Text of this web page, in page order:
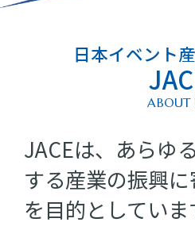
日本イベント
ABOUT
JACEは、あらゆ
する産業の振興
を目的としていま